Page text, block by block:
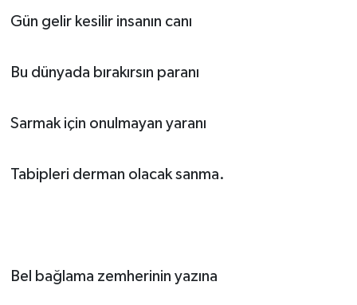
Gün gelir kesilir insanın canı
Bu dünyada bırakırsın paranı
Sarmak için onulmayan yaranı
Tabipleri derman olacak sanma.
Bel bağlama zemherinin yazına